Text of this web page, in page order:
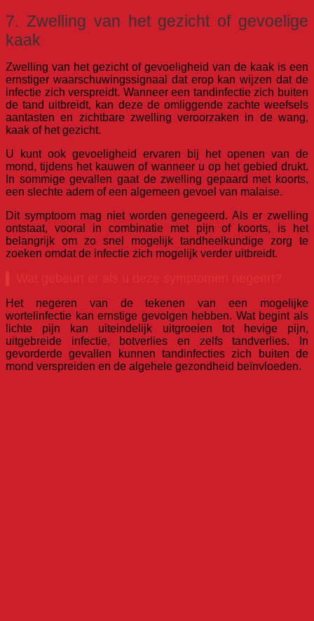
7. Zwelling van het gezicht of gevoelige
kaak
Zwelling van het gezicht of gevoeligheid van de kaak is een
ernstiger waarschuwingssignaal dat erop kan wijzen dat de
infectie zich verspreidt. Wanneer een tandinfectie zich buiten
de tand uitbreidt, kan deze de omliggende zachte weefsels
aantasten en zichtbare zwelling veroorzaken in de wang,
kaak of het gezicht.
U kunt ook gevoeligheid ervaren bij het openen van de
mond, tijdens het kauwen of wanneer u op het gebied drukt.
In sommige gevallen gaat de zwelling gepaard met koorts,
een slechte adem of een algemeen gevoel van malaise.
Dit symptoom mag niet worden genegeerd. Als er zwelling
ontstaat, vooral in combinatie met pijn of koorts, is het
belangrijk om zo snel mogelijk tandheelkundige zorg te
zoeken omdat de infectie zich mogelijk verder uitbreidt.
Het negeren van de tekenen van een mogelijke
wortelinfectie kan ernstige gevolgen hebben. Wat begint als
lichte pijn kan uiteindelijk uitgroeien tot hevige pijn,
uitgebreide infectie, botverlies en zelfs tandverlies. In
gevorderde gevallen kunnen tandinfecties zich buiten de
mond verspreiden en de algehele gezondheid beïnvloeden.